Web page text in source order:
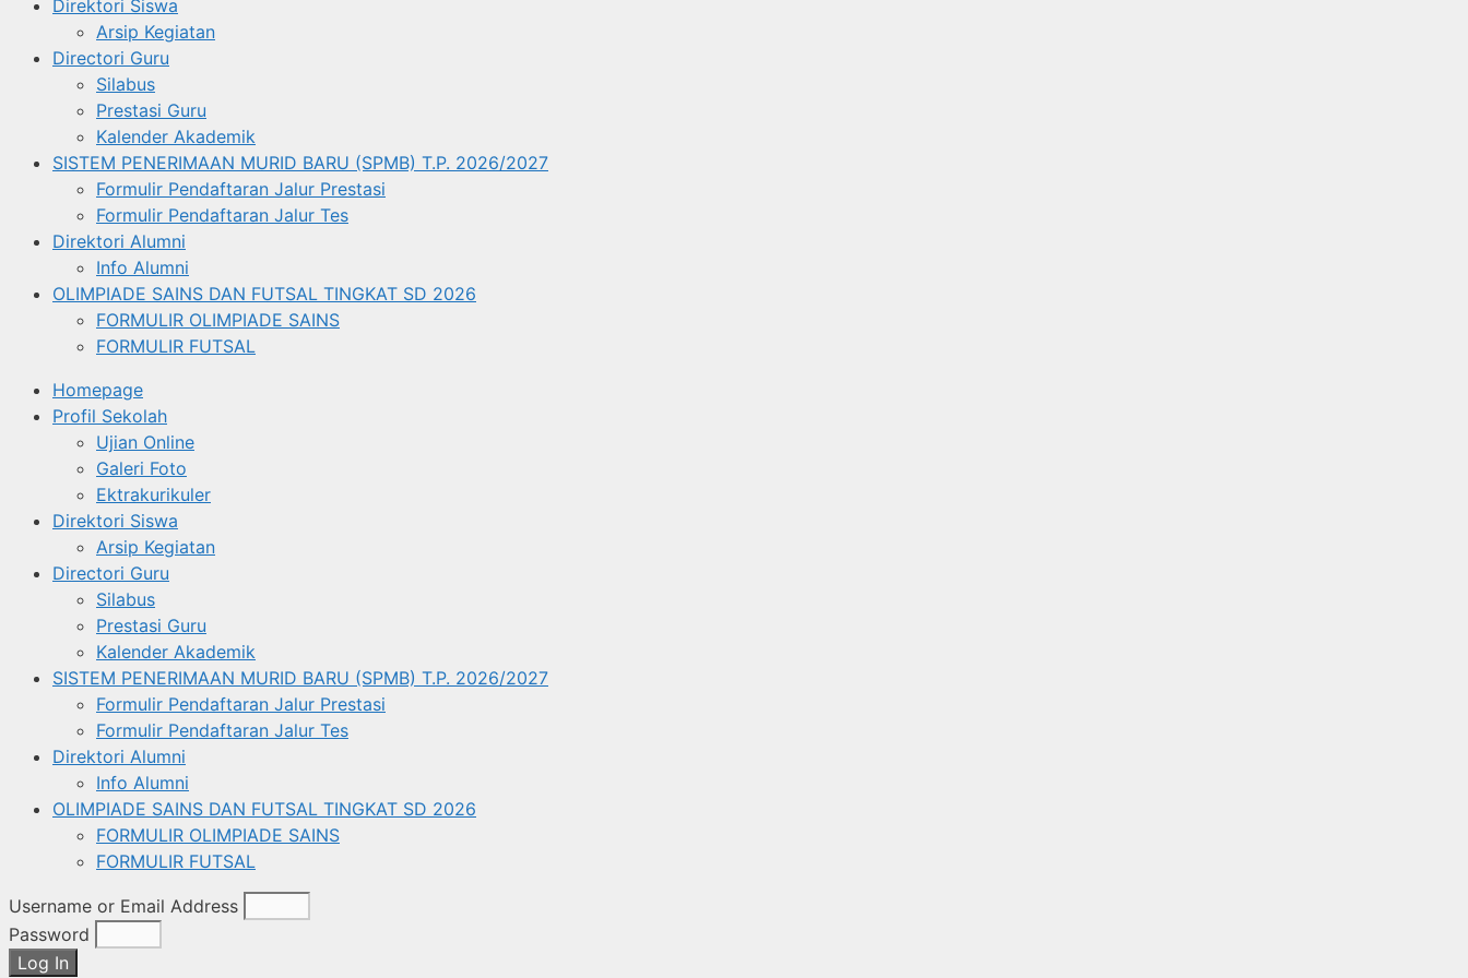
Direktori Siswa
Arsip Kegiatan
Directori Guru
Silabus
Prestasi Guru
Kalender Akademik
SISTEM PENERIMAAN MURID BARU (SPMB) T.P. 2026/2027
Formulir Pendaftaran Jalur Prestasi
Formulir Pendaftaran Jalur Tes
Direktori Alumni
Info Alumni
OLIMPIADE SAINS DAN FUTSAL TINGKAT SD 2026
FORMULIR OLIMPIADE SAINS
FORMULIR FUTSAL
Homepage
Profil Sekolah
Ujian Online
Galeri Foto
Ektrakurikuler
Direktori Siswa
Arsip Kegiatan
Directori Guru
Silabus
Prestasi Guru
Kalender Akademik
SISTEM PENERIMAAN MURID BARU (SPMB) T.P. 2026/2027
Formulir Pendaftaran Jalur Prestasi
Formulir Pendaftaran Jalur Tes
Direktori Alumni
Info Alumni
OLIMPIADE SAINS DAN FUTSAL TINGKAT SD 2026
FORMULIR OLIMPIADE SAINS
FORMULIR FUTSAL
Username or Email Address
Password
Log In